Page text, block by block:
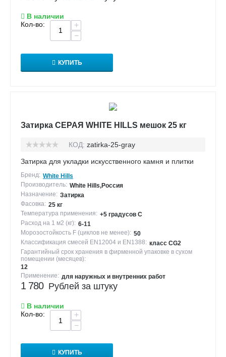
В наличии
Кол-во:
+
−
КУПИТЬ
Затирка СЕРАЯ WHITE HILLS мешок 25 кг
КОД: zatirka-25-gray
Затирка для укладки искусственного камня и плитки
Бренд: White Hills
Производитель: White Hills,Россия
Назначение: Затирка
Фасовка: 25 кг
Температура применения: +5 градусов С
Расход на 1 м2 (кг): 6-11
Морозостойкость F (циклов не менее): 50
Классификация смесей EN12004 и EN1388: класс CG2
Гарантийный срок хранения в фирменной упаковке в сухом
помещении (месяцев):
12
Применение: для наружных и внутренних работ
1 780 Рублей за штуку
В наличии
Кол-во:
+
−
КУПИТЬ